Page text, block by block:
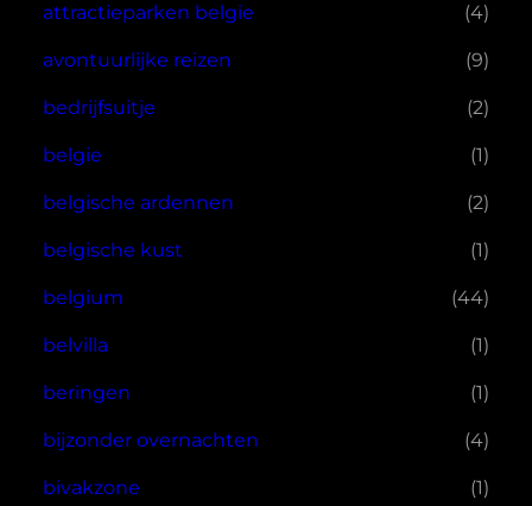
attractieparken belgie (4)
avontuurlijke reizen (9)
bedrijfsuitje (2)
belgie (1)
belgische ardennen (2)
belgische kust (1)
belgium (44)
belvilla (1)
beringen (1)
bijzonder overnachten (4)
bivakzone (1)